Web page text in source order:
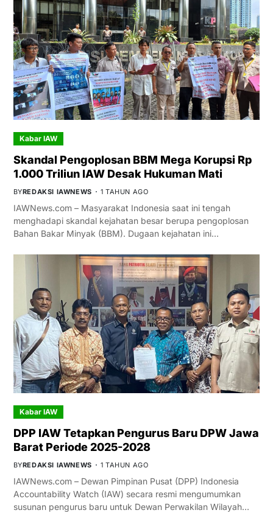
Kabar IAW
Skandal Pengoplosan BBM Mega Korupsi Rp
1.000 Triliun IAW Desak Hukuman Mati
BYREDAKSI IAWNEWS 1 TAHUN AGO
IAWNews.com – Masyarakat Indonesia saat ini tengah
menghadapi skandal kejahatan besar berupa pengoplosan
Bahan Bakar Minyak (BBM). Dugaan kejahatan ini…
Kabar IAW
DPP IAW Tetapkan Pengurus Baru DPW Jawa
Barat Periode 2025-2028
BYREDAKSI IAWNEWS 1 TAHUN AGO
IAWNews.com – Dewan Pimpinan Pusat (DPP) Indonesia
Accountability Watch (IAW) secara resmi mengumumkan
susunan pengurus baru untuk Dewan Perwakilan Wilayah…